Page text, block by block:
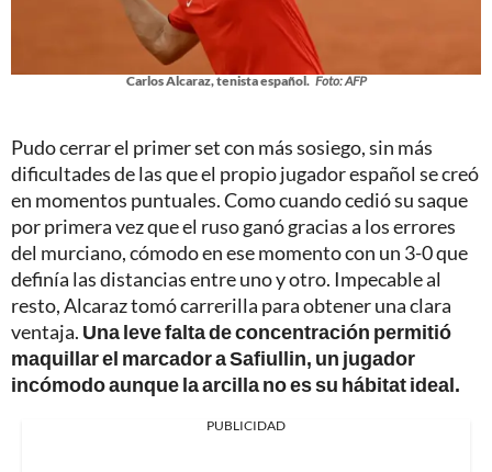
Carlos Alcaraz, tenista español. Foto: AFP
Pudo cerrar el primer set con más sosiego, sin más
dificultades de las que el propio jugador español se creó
en momentos puntuales. Como cuando cedió su saque
por primera vez que el ruso ganó gracias a los errores
del murciano, cómodo en ese momento con un 3-0 que
definía las distancias entre uno y otro. Impecable al
resto, Alcaraz tomó carrerilla para obtener una clara
ventaja. Una leve falta de concentración permitió
maquillar el marcador a Safiullin, un jugador
incómodo aunque la arcilla no es su hábitat ideal.
PUBLICIDAD